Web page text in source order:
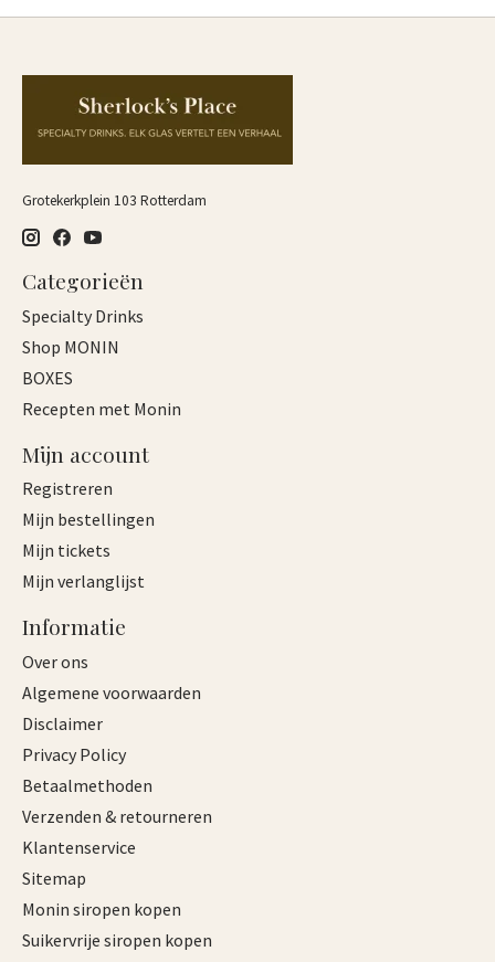
Grotekerkplein 103 Rotterdam
Categorieën
Specialty Drinks
Shop MONIN
BOXES
Recepten met Monin
Mijn account
Registreren
Mijn bestellingen
Mijn tickets
Mijn verlanglijst
Informatie
Over ons
Algemene voorwaarden
Disclaimer
Privacy Policy
Betaalmethoden
Verzenden & retourneren
Klantenservice
Sitemap
Monin siropen kopen
Suikervrije siropen kopen